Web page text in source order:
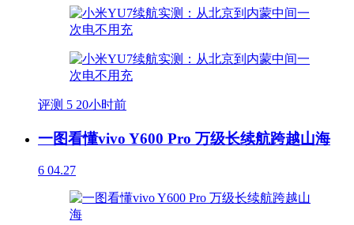
评测 5 20小时前
一图看懂vivo Y600 Pro 万级长续航跨越山海
6 04.27